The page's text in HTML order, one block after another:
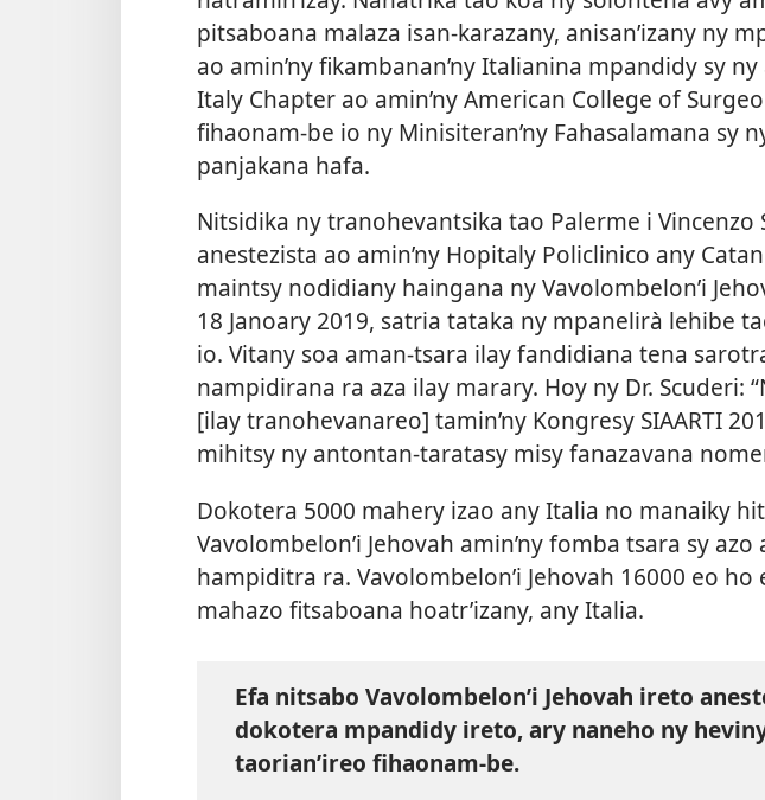
pitsaboana malaza isan-karazany, anisan’izany ny
ao amin’ny fikambanan’ny Italianina mpandidy sy ny
Italy Chapter ao amin’ny American College of
fihaonam-be io ny Minisiteran’ny Fahasalamana sy
panjakana hafa.
Nitsidika ny tranohevantsika tao Palerme i Vincenzo
anestezista ao amin’ny Hopitaly Policlinico any
maintsy nodidiany haingana ny Vavolombelon’i
18 Janoary 2019, satria tataka ny mpanelirà lehibe
io. Vitany soa aman-tsara ilay fandidiana tena
nampidirana ra aza ilay marary. Hoy ny Dr. Scuderi:
[ilay tranohevanareo] tamin’ny Kongresy SIAARTI
mihitsy ny antontan-taratasy misy fanazavana
Dokotera 5000 mahery izao any Italia no manaiky
Vavolombelon’i Jehovah amin’ny fomba tsara sy
hampiditra ra. Vavolombelon’i Jehovah 16000 eo
mahazo fitsaboana hoatr’izany, any Italia.
Efa nitsabo Vavolombelon’i Jehovah ireto
dokotera mpandidy ireto, ary naneho ny
taorian’ireo fihaonam-be.